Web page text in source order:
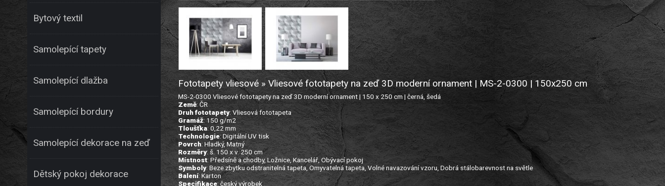
Fototapety vliesové » Vliesové fototapety na zeď 3D moderní ornament | MS-2-0300 | 150x250 cm
MS-2-0300 Vliesové fototapety na zeď 3D moderní ornament | 150 x 250 cm | černá, šedá
Země: ČR
Druh fototapety: Vliesová fototapeta
Gramáž: 150 g/m2
Tloušťka: 0,22 mm
Technologie: Digitální UV tisk
Povrch: Hladký, Matný
Rozměry: š. 150 x v. 250 cm
Místnost: Předsíně a chodby, Ložnice, Kancelář, Obývací pokoj
Symboly: Beze zbytku odstranitelná tapeta, Omyvatelná tapeta, Volné navazování vzoru, Dobrá stálobarevnost na světle
Balení: Karton
Specifikace: český výrobek
Bytový textil
Samolepící tapety
Samolepící dlažba
Samolepící bordury
Samolepící dekorace na zeď
Dětský pokoj dekorace